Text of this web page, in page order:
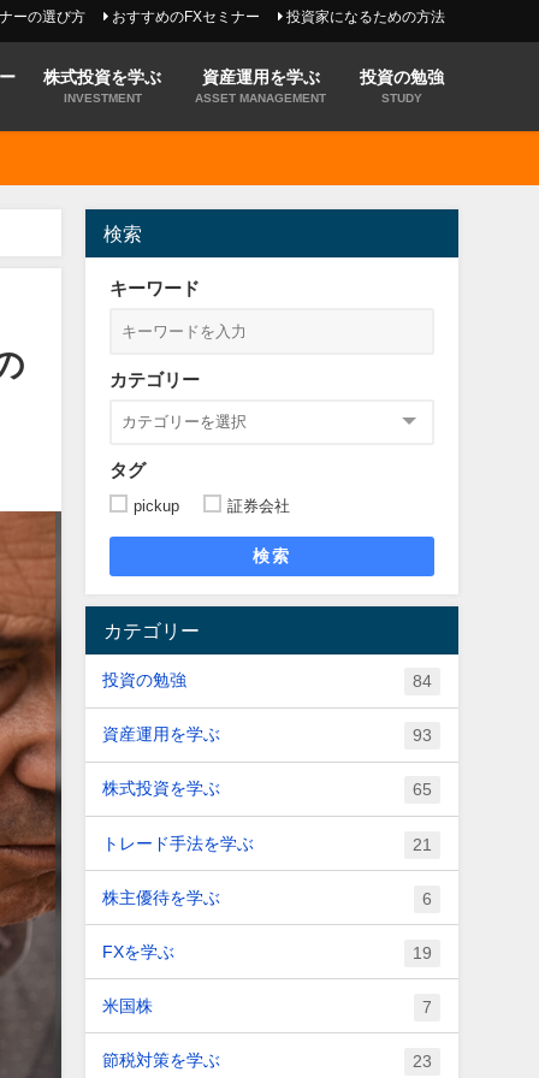
ーの選び方 おすすめのFXセミナー 投資家になるための方法
株式投資を学ぶ
INVESTMENT
資産運用を学ぶ
ASSET MANAGEMENT
投資の勉強
STUDY
検索
キーワード
カテゴリー
タグ
pickup 証券会社
検索
カテゴリー
投資の勉強 84
資産運用を学ぶ 93
株式投資を学ぶ 65
トレード手法を学ぶ 21
株主優待を学ぶ 6
FXを学ぶ 19
米国株 7
節税対策を学ぶ 23